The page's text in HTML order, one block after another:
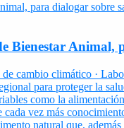
Bienestar